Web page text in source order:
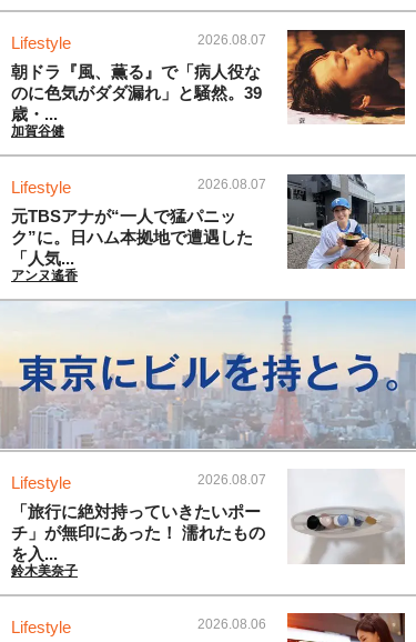
Lifestyle 2026.08.07
朝ドラ『風、薫る』で「病人役な
のに色気がダダ漏れ」と騒然。39
歳・...
加賀谷健
Lifestyle 2026.08.07
元TBSアナが“一人で猛パニッ
ク”に。日ハム本拠地で遭遇した
「人気...
アンヌ遙香
Lifestyle 2026.08.07
「旅行に絶対持っていきたいポー
チ」が無印にあった！ 濡れたもの
を入...
鈴木美奈子
Lifestyle 2026.08.06